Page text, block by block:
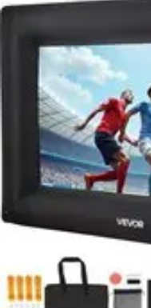
powietrzuOrganizacja
Zabawa i Rozrywka